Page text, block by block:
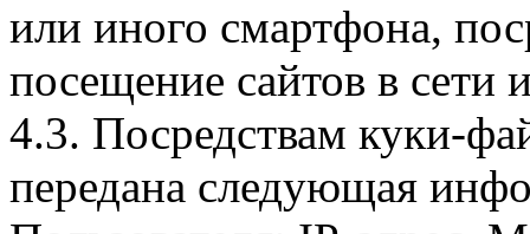
или иного смартфона,
посещение сайтов в сети
4.3. Посредствам куки-
передана следующая